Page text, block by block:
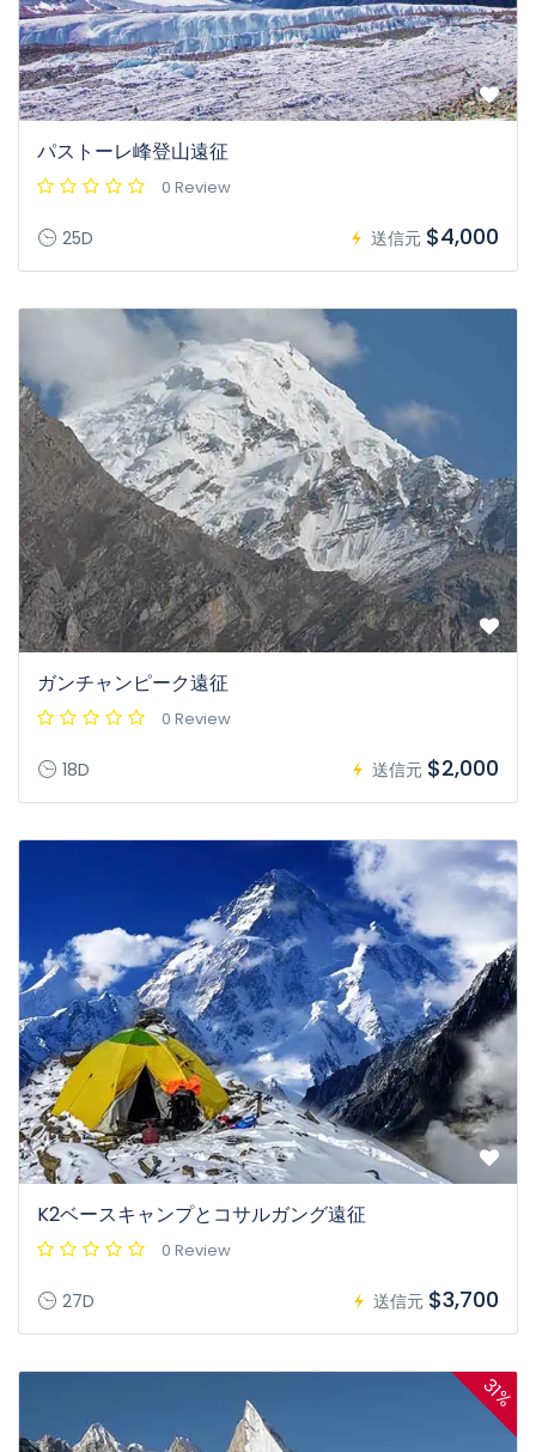
パストーレ峰登山遠征
0 Review
25D 送信元 $4,000
ガンチャンピーク遠征
0 Review
18D 送信元 $2,000
K2ベースキャンプとコサルガング遠征
0 Review
27D 送信元 $3,700
31%